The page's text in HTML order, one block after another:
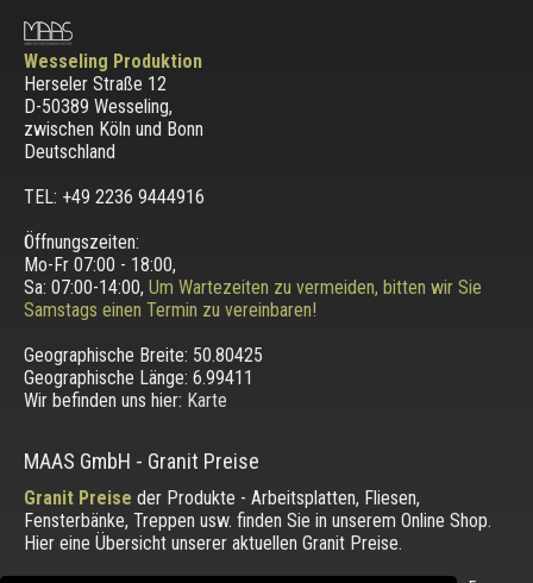
Wesseling Produktion
Herseler Straße 12
D-50389 Wesseling,
zwischen Köln und Bonn
Deutschland
TEL: +49 2236 9444916
Öffnungszeiten:
Mo-Fr 07:00 - 18:00,
Sa: 07:00-14:00, Um Wartezeiten zu vermeiden, bitten wir Sie
Samstags einen Termin zu vereinbaren!
Geographische Breite: 50.80425
Geographische Länge: 6.99411
Wir befinden uns hier: Karte
MAAS GmbH - Granit Preise
Granit Preise der Produkte - Arbeitsplatten, Fliesen,
Fensterbänke, Treppen usw. finden Sie in unserem Online Shop.
Hier eine Übersicht unserer aktuellen Granit Preise.